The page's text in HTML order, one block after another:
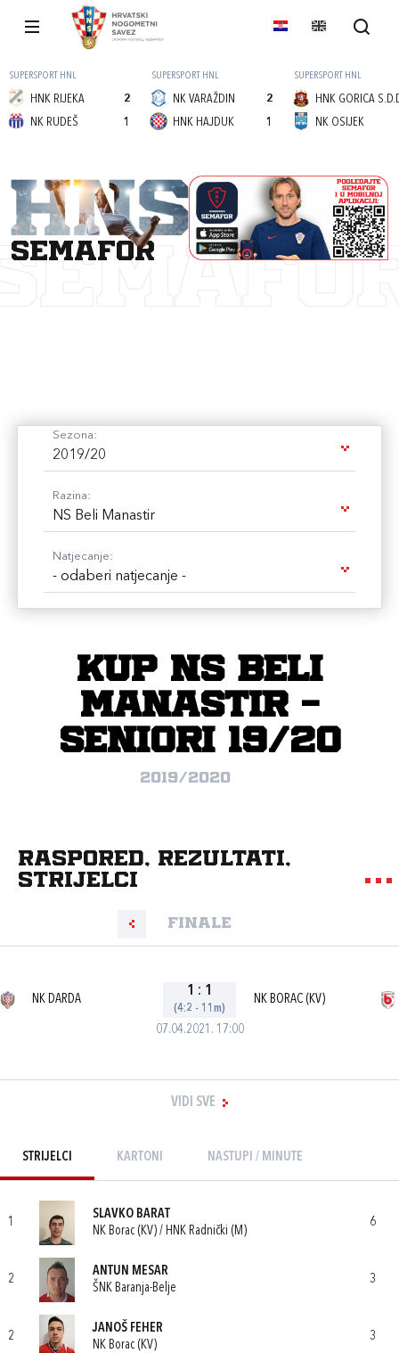
SUPERSPORT HNL
HNK RIJEKA
2
1
NK RUDEŠ
SUPERSPORT HNL
NK VARAŽDIN
2
1
HNK HAJDUK
SUPERSPORT HNL
HNK GORICA
NK OSIJEK
semafor
Sezona:
2019/20
Razina:
NS Beli Manastir
Natjecanje:
- odaberi natjecanje -
Kup NS Beli
Manastir -
seniori 19/20
2019/2020
Raspored, rezultati,
strijelci
Finale
07.04.2021. 17:00
NK DARDA
1 : 1
(4:2 - 11m)
NK BORAC (KV)
VIDI SVE
STRIJELCI KARTONI NASTUPI / MINUTE
1
SLAVKO BARAT
NK Borac (KV) / HNK Radnički (M)
6
2
ANTUN MESAR
ŠNK Baranja-Belje
3
2
JANOŠ FEHER
NK Borac (KV)
3